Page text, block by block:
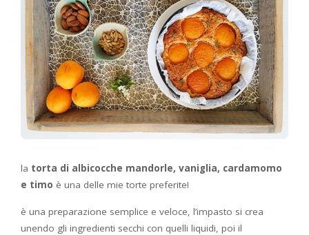
la torta di albicocche mandorle, vaniglia, cardamomo
e timo è una delle mie torte preferite!
è una preparazione semplice e veloce, l’impasto si crea
unendo gli ingredienti secchi con quelli liquidi, poi il